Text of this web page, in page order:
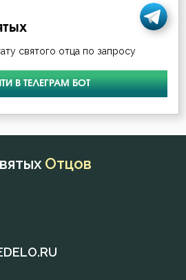
святого отца по запросу
В ТЕЛЕГРАМ БОТ
Отцов